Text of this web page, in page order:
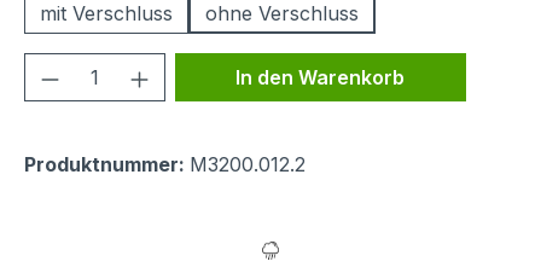
mit Verschluss
ohne Verschluss
Produkt Anzahl: Gib den
In den Warenkorb
Produktnummer: M3200.012.2